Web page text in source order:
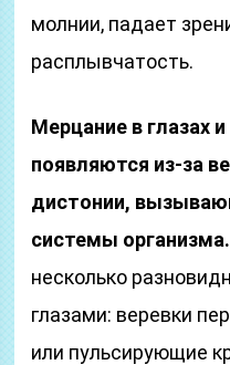
молнии, падает
расплывчатость.
Мерцание в глазах
появляются из-за
дистонии,
системы организма.
несколько
глазами: веревки
или пульсирующие